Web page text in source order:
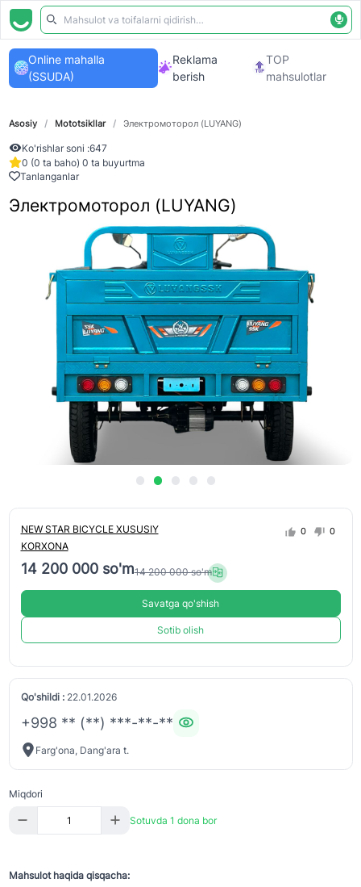
Online mahalla
(SSUDA)
Reklama
berish
TOP
mahsulotlar
Asosiy / Mototsikllar / Электромоторол (LUYANG)
Ko'rishlar soni :647
0 (0 ta baho) 0 ta buyurtma
Tanlanganlar
Электромоторол (LUYANG)
NEW STAR BICYCLE XUSUSIY
KORXONA
0 0
14 200 000 so'm14 200 000 so'm
Savatga qo'shish
Sotib olish
Qo'shildi :22.01.2026
+998 ** (**) ***-**-**
Farg'ona, Dang'ara t.
Miqdori
Sotuvda 1 dona bor
Mahsulot haqida qisqacha: